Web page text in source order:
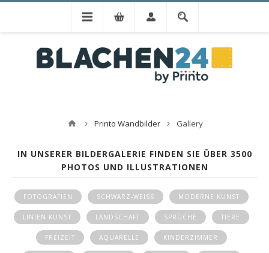
Printo Wandbilder Gallery
IN UNSERER BILDERGALERIE FINDEN SIE ÜBER 3500
PHOTOS UND ILLUSTRATIONEN
FOTOGRAFIEN SCHWARZ-WEISS MODERNE KUNST
LINIEN KUNST LANDSCHAFT SPRÜCHE TIERE
FREIZEIT AQUARELLE KINDERZIMMER